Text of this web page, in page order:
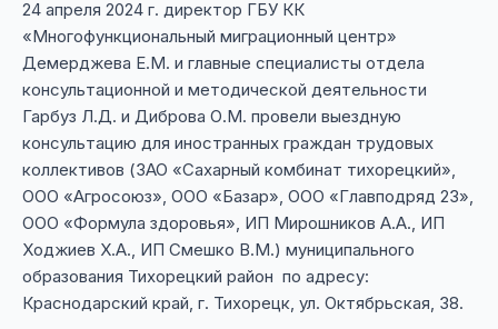
24 апреля 2024 г. директор ГБУ КК
«Многофункциональный миграционный центр»
Демерджева Е.М. и главные специалисты отдела
консультационной и методической деятельности
Гарбуз Л.Д. и Диброва О.М. провели выездную
консультацию для иностранных граждан трудовых
коллективов (ЗАО «Сахарный комбинат тихорецкий»,
ООО «Агросоюз», ООО «Базар», ООО «Главподряд 23»,
ООО «Формула здоровья», ИП Мирошников А.А., ИП
Ходжиев Х.А., ИП Смешко В.М.) муниципального
образования Тихорецкий район по адресу:
Краснодарский край, г. Тихорецк, ул. Октябрьская, 38.